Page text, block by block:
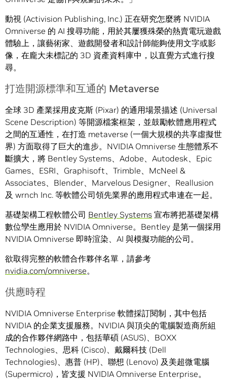
動視 (Activision Publishing, Inc.) 正在研究怎麼將 NVIDIA
Omniverse 的 AI 搜尋功能，用於其屢獲殊榮的熱賣電玩遊戲
體驗上，讓藝術家、遊戲開發者和設計師能夠使用文字或影
像，在龐大未標記的 3D 資產資料庫中，以直覺方式進行搜
尋。
打造開源標準和互通的 Metaverse
全球 3D 產業採用皮克斯 (Pixar) 的通用場景描述 (Universal
Scene Description) 等開源檔案框架，並鼓勵軟體應用程式
之間的互通性，在打造 metaverse (一個大規模的共享虛擬世
界) 方面取得了巨大的進步。NVIDIA Omniverse 生態體系不
斷擴大，將 Bentley Systems、Adobe、Autodesk、Epic
Games、ESRI、Graphisoft、Trimble、McNeel &
Associates、Blender、Marvelous Designer、Reallusion
及 wrnch Inc. 等軟體公司領先業界的應用程式串連在一起。
基礎架構工程軟體公司 Bentley Systems 宣布將把基礎架構
數位孿生應用於 NVIDIA Omniverse。Bentley 是第一個採用
NVIDIA Omniverse 即時渲染、AI 與模擬功能的公司。
欲取得完整的軟體合作夥伴名單，請參考
nvidia.com/omniverse。
供應時程
NVIDIA Omniverse Enterprise 軟體採訂閱制，其中包括
NVIDIA 的企業支援服務。NVIDIA 與頂尖的電腦製造商所組
成的合作夥伴網路中，包括華碩 (ASUS)、BOXX
Technologies、思科 (Cisco)、戴爾科技 (Dell
Technologies)、惠普 (HP)、聯想 (Lenovo) 及美超微電腦
(Supermicro)，皆支援 NVIDIA Omniverse Enterprise。